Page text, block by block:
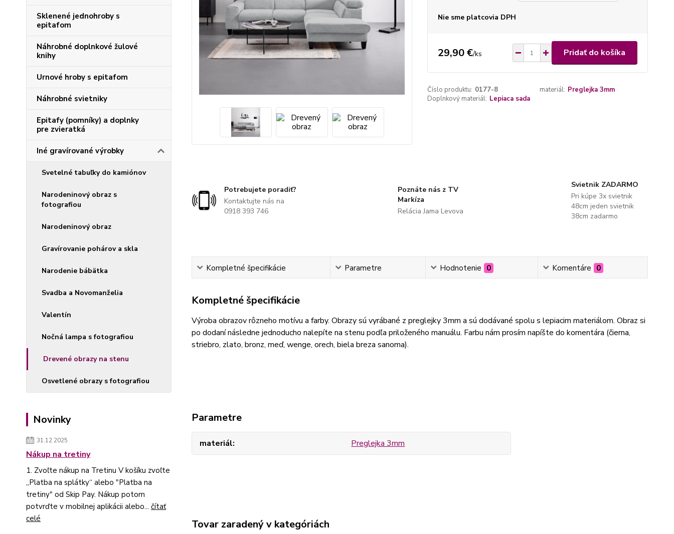
Sklenené jednohroby s
epitafom
Náhrobné doplnkové žulové
knihy
Urnové hroby s epitafom
Náhrobné svietniky
Epitafy (pomníky) a doplnky
pre zvieratká
Iné gravírované výrobky
Svetelné tabuľky do kamiónov
Narodeninový obraz s
fotografiou
Narodeninový obraz
Gravírovanie pohárov a skla
Narodenie bábätka
Svadba a Novomanželia
Valentín
Nočná lampa s fotografiou
Drevené obrazy na stenu
Osvetlené obrazy s fotografiou
Novinky
31.12.2025
Nákup na tretiny
1. Zvoľte nákup na Tretinu V košíku zvoľte
„Platba na splátky“ alebo "Platba na
tretiny" od Skip Pay. Nákup potom
potvrďte v mobilnej aplikácii alebo... čítať
celé
Nie sme platcovia DPH
29,90 €/ks Pridať do košíka
Číslo produktu: 0177-8 materiál: Preglejka 3mm
Doplnkový materiál: Lepiaca sada
Potrebujete poradiť?
Kontaktujte nás na
0918 393 746
Poznáte nás z TV
Markíza
Relácia Jama Levova
Svietnik ZADARMO
Pri kúpe 3x svietnik
48cm jeden svietnik
38cm zadarmo
Kompletné špecifikácie Parametre Hodnotenie 0 Komentáre 0
Kompletné špecifikácie
Výroba obrazov rôzneho motívu a farby. Obrazy sú vyrábané z preglejky 3mm a sú dodávané spolu s lepiacim materiálom. Obraz si
po dodaní následne jednoducho nalepíte na stenu podľa priloženého manuálu. Farbu nám prosím napíšte do komentára (čierna,
striebro, zlato, bronz, meď, wenge, orech, biela breza sanoma).
Parametre
materiál Preglejka 3mm
Tovar zaradený v kategóriách